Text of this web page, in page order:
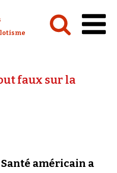
Watch :
presse
faux sur la
américain a